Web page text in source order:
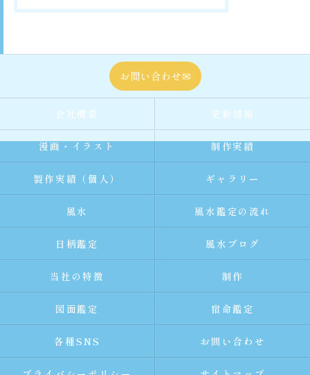
お問い合わせ✉
会社概要 更新情報
漫画・イラスト 制作実績
製作実績（個人） ギャラリー
風水 風水鑑定の流れ
日柄鑑定 風水ブログ
当社の特徴 制作
図面鑑定 宿命鑑定
各種SNS お問い合わせ